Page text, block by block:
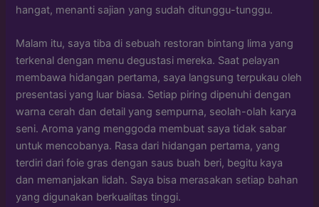
hangat, menanti sajian yang sudah ditunggu-tunggu.
Malam itu, saya tiba di sebuah restoran bintang lima yang
terkenal dengan menu degustasi mereka. Saat pelayan
membawa hidangan pertama, saya langsung terpukau oleh
presentasi yang luar biasa. Setiap piring dipenuhi dengan
warna cerah dan detail yang sempurna, seolah-olah karya
seni. Aroma yang menggoda membuat saya tidak sabar
untuk mencobanya. Rasa dari hidangan pertama, yang
terdiri dari foie gras dengan saus buah beri, begitu kaya
dan memanjakan lidah. Saya bisa merasakan setiap bahan
yang digunakan berkualitas tinggi.